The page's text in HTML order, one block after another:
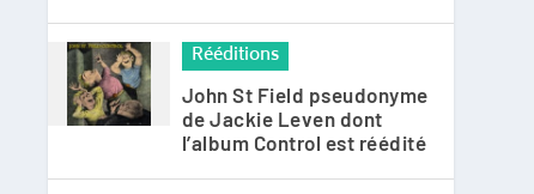
Rééditions
John St Field pseudonyme
de Jackie Leven dont
l’album Control est réédité